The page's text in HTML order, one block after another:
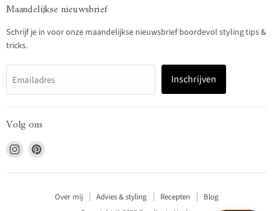
Maandelijkse nieuwsbrief
Schrijf je in voor onze maandelijkse nieuwsbrief boordevol styling tips &
tricks.
Emailadres Inschrijven
Volg ons
Vind
ons
op
Vind
op
Over mij Advies & styling Recepten
Blog